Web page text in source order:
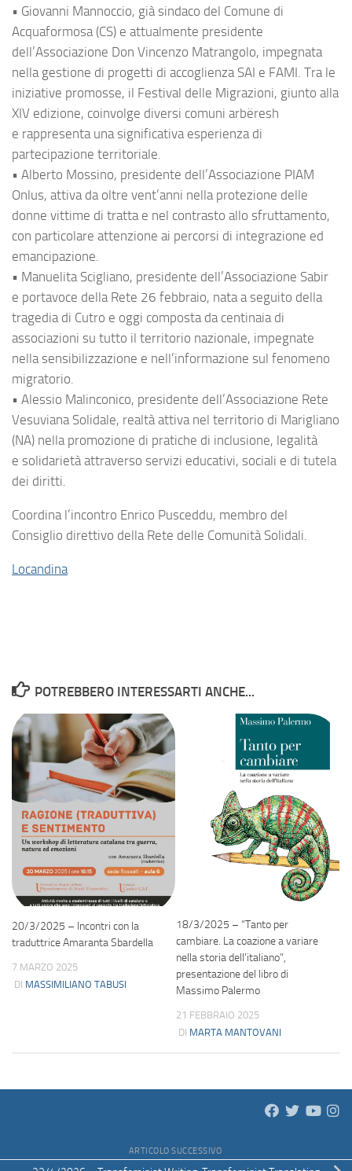
• Giovanni Mannoccio, già sindaco del Comune di
Acquaformosa (CS) e attualmente presidente
dell’Associazione Don Vincenzo Matrangolo, impegnata
nella gestione di progetti di accoglienza SAI e FAMI. Tra le
iniziative promosse, il Festival delle Migrazioni, giunto alla
XIV edizione, coinvolge diversi comuni arbëresh
e rappresenta una significativa esperienza di
partecipazione territoriale.
• Alberto Mossino, presidente dell’Associazione PIAM
Onlus, attiva da oltre vent’anni nella protezione delle
donne vittime di tratta e nel contrasto allo sfruttamento,
con particolare attenzione ai percorsi di integrazione ed
emancipazione.
• Manuelita Scigliano, presidente dell’Associazione Sabir
e portavoce della Rete 26 febbraio, nata a seguito della
tragedia di Cutro e oggi composta da centinaia di
associazioni su tutto il territorio nazionale, impegnate
nella sensibilizzazione e nell’informazione sul fenomeno
migratorio.
• Alessio Malinconico, presidente dell’Associazione Rete
Vesuviana Solidale, realtà attiva nel territorio di Marigliano
(NA) nella promozione di pratiche di inclusione, legalità
e solidarietà attraverso servizi educativi, sociali e di tutela
dei diritti.
Coordina l’incontro Enrico Pusceddu, membro del
Consiglio direttivo della Rete delle Comunità Solidali.
Locandina
POTREBBERO INTERESSARTI ANCHE...
20/3/2025 – Incontri con la
traduttrice Amaranta Sbardella
7 MARZO 2025
DI MASSIMILIANO TABUSI
18/3/2025 – “Tanto per
cambiare. La coazione a variare
nella storia dell’italiano”,
presentazione del libro di
Massimo Palermo
21 FEBBRAIO 2025
DI MARTA MANTOVANI
ARTICOLO SUCCESSIVO